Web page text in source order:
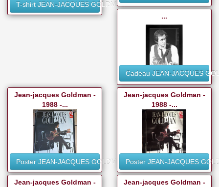
T-shirt JEAN-JACQUES GOLDMAN
...
Cadeau JEAN-JACQUES
Jean-jacques Goldman -
1988 -...
Poster JEAN-JACQUES GOLDMAN
Jean-jacques Goldman -
1988 -...
Poster JEAN-JACQUES
Jean-jacques Goldman -
Jean-jacques Goldman -